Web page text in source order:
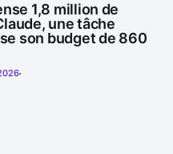
1,8 million de
une tâche
son budget de 860